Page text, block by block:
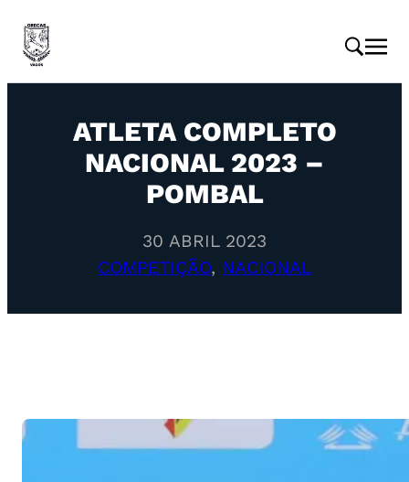
ATLETA COMPLETO
NACIONAL 2023 –
POMBAL
30 ABRIL 2023
COMPETIÇÃO, NACIONAL